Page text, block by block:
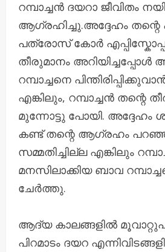
റമ്പാച്ചൻ ദയറാ ജീവിതം
ആഗ്രഹിച്ചു.അദ്ദേഹം തന്റെ
പത്രോസ് കോർ
തീരുമാനം അറിയിച്ചപ്പോൾ
റമ്പാച്ചനെ
എങ്കിലും, റമ്പാച്ചൻ തന്റെ
മുന്നോട്ടു പോയി. അദ്ദേഹം
കണ്ട് തന്റെ ആഗ്രഹം
സമ്മതിച്ചില്ല എങ്കിലും
മനസിലാക്കിയ ബാവ
ചേർത്തു.
ആദ്യ കാലങ്ങളിൽ
പിറമാടം ദയറ